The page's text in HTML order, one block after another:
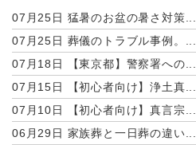
07月25日 猛暑のお盆の暑さ対策...
07月25日 葬儀のトラブル事例。...
07月18日
【東京都】警察署への...
07月15日
【初心者向け】浄土真...
07月10日
【初心者向け】真言宗...
06月29日 家族葬と一日葬の違い...